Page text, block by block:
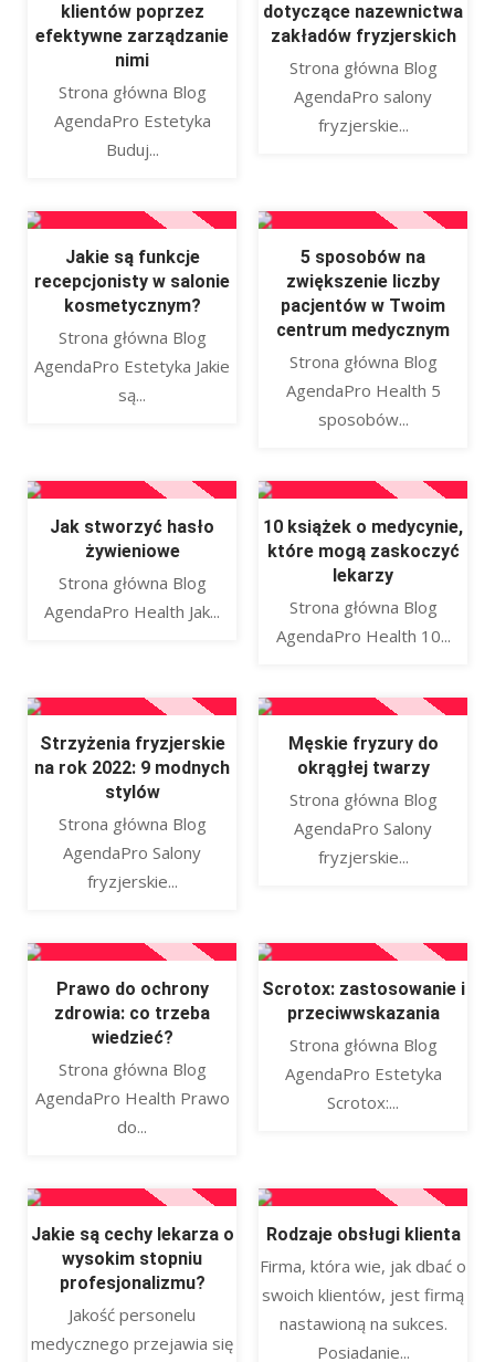
klientów poprzez
efektywne zarządzanie
nimi
Strona główna Blog
AgendaPro Estetyka
Buduj...
dotyczące nazewnictwa
zakładów fryzjerskich
Strona główna Blog
AgendaPro salony
fryzjerskie...
Jakie są funkcje
recepcjonisty w salonie
kosmetycznym?
Strona główna Blog
AgendaPro Estetyka Jakie
są...
5 sposobów na
zwiększenie liczby
pacjentów w Twoim
centrum medycznym
Strona główna Blog
AgendaPro Health 5
sposobów...
Jak stworzyć hasło
żywieniowe
Strona główna Blog
AgendaPro Health Jak...
10 książek o medycynie,
które mogą zaskoczyć
lekarzy
Strona główna Blog
AgendaPro Health 10...
Strzyżenia fryzjerskie
na rok 2022: 9 modnych
stylów
Strona główna Blog
AgendaPro Salony
fryzjerskie...
Męskie fryzury do
okrągłej twarzy
Strona główna Blog
AgendaPro Salony
fryzjerskie...
Prawo do ochrony
zdrowia: co trzeba
wiedzieć?
Strona główna Blog
AgendaPro Health Prawo
do...
Scrotox: zastosowanie i
przeciwwskazania
Strona główna Blog
AgendaPro Estetyka
Scrotox:...
Jakie są cechy lekarza o
wysokim stopniu
profesjonalizmu?
Jakość personelu
medycznego przejawia się
Rodzaje obsługi klienta
Firma, która wie, jak dbać o
swoich klientów, jest firmą
nastawioną na sukces.
Posiadanie...